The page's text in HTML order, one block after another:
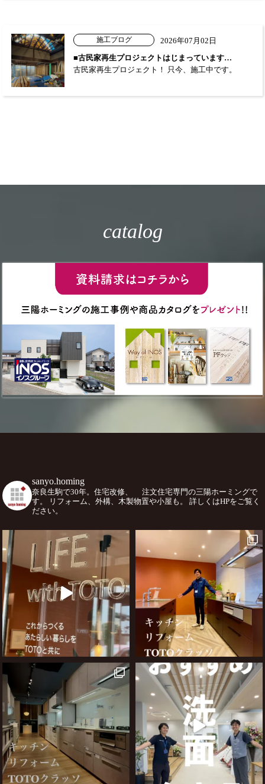
施工ブログ
2026年07月02日
■古民家再生プロジェクトはじまっています…
古民家再生プロジェクト！ 只今、施工中です。
catalog
sanyo.homing
奈良生駒で30年。住宅改修、
注文住宅専門の三陽ホーミングで
す。
リフォーム、外構、木製物置や小屋も。
詳しくはHPをご覧く
ださい。